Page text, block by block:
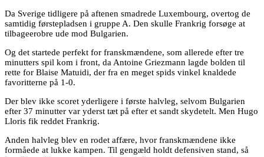
Da Sverige tidligere på aftenen smadrede Luxembourg, overtog de
samtidig førstepladsen i gruppe A. Den skulle Frankrig forsøge at
tilbageerobre ude mod Bulgarien.
Og det startede perfekt for franskmændene, som allerede efter tre
minutters spil kom i front, da Antoine Griezmann lagde bolden til
rette for Blaise Matuidi, der fra en meget spids vinkel knaldede
favoritterne på 1-0.
Der blev ikke scoret yderligere i første halvleg, selvom Bulgarien
efter 37 minutter var yderst tæt på efter et sandt skydetelt. Men Hugo
Lloris fik reddet Frankrig.
Anden halvleg blev en rodet affære, hvor franskmændene ikke
formåede at lukke kampen. Til gengæld holdt defensiven stand, så